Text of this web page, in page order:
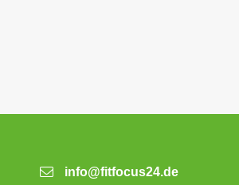
info@fitfocus24.de